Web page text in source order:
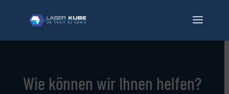
Wie können wir Ihnen helfen?